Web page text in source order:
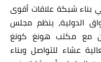
بناء شبكة علاقات أقوى
الدولية، ينظم مجلس
مع مكتب هونغ كونغ
عشاء للتواصل وبناء